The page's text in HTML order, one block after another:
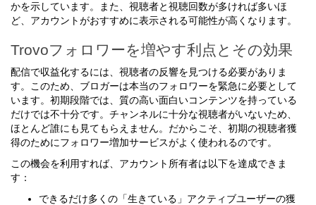
かを示しています。また、視聴者と視聴回数が多ければ多いほ
ど、アカウントがおすすめに表示される可能性が高くなります。
Trovoフォロワーを増やす利点とその効果
配信で収益化するには、視聴者の反響を見つける必要がありま
す。このため、ブロガーは本当のフォロワーを緊急に必要として
います。初期段階では、質の高い面白いコンテンツを持っている
だけでは不十分です。チャンネルに十分な視聴者がいないため、
ほとんど誰にも見てもらえません。だからこそ、初期の視聴者獲
得のためにフォロワー増加サービスがよく使われるのです。
この機会を利用すれば、アカウント所有者は以下を達成できま
す：
できるだけ多くの「生きている」アクティブユーザーの獲